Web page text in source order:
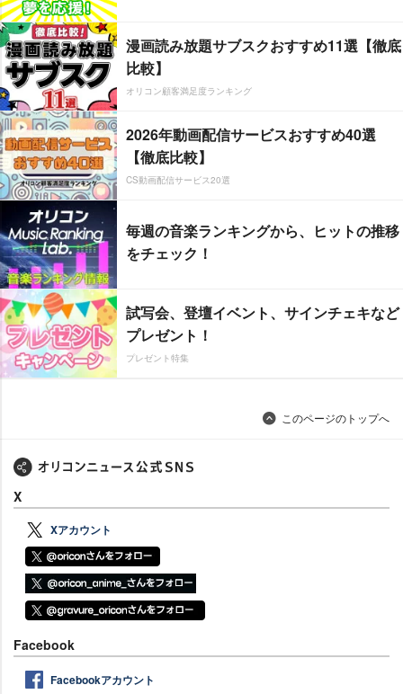
漫画読み放題サブスクおすすめ11選【徹底
比較】
オリコン顧客満足度ランキング
2026年動画配信サービスおすすめ40選
【徹底比較】
CS動画配信サービス20選
毎週の音楽ランキングから、ヒットの推移
をチェック！
試写会、登壇イベント、サインチェキなど
プレゼント！
プレゼント特集
このページのトップへ
X
Xアカウント
Facebook
Facebookアカウント